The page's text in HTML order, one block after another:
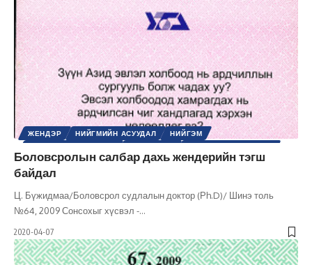
ЖЕНДЭР НИЙГМИЙН АСУУДАЛ
НИЙГЭМ
Боловсролын салбар дахь жендерийн тэгш
байдал
Ц. Бүжидмаа/Боловсрол судлалын доктор (Рh.D)/ Шинэ толь
№64, 2009 Сонсохыг хүсвэл -…
2020-04-07